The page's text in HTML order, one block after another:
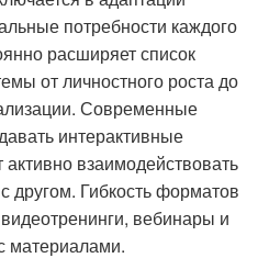
потребности каждого
расширяет список
от личностного роста до
Современные
интерактивные
активно взаимодействовать
другом. Гибкость форматов
вебинары и
материалами.